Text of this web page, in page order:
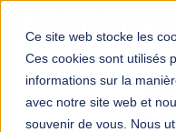
Ce site web stocke les
Ces cookies sont utilisés
informations sur la
avec notre site web et
souvenir de vous. Nous